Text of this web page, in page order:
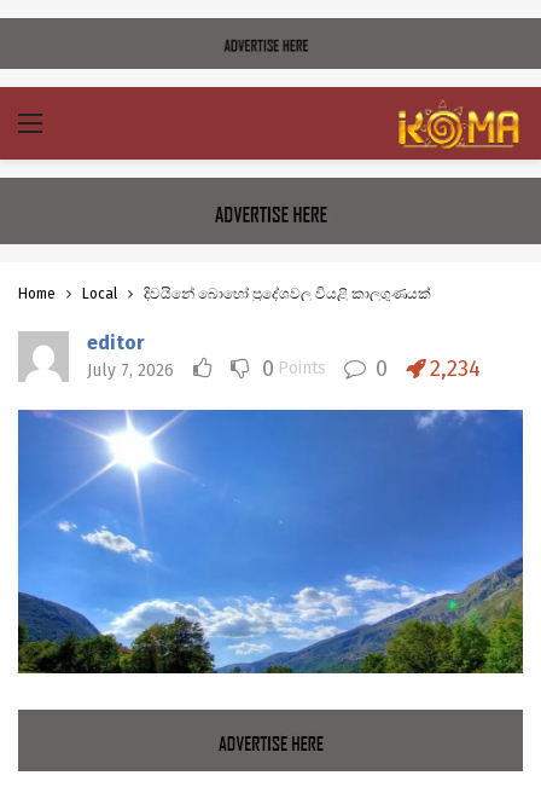
Home Local දිවයිනේ බොහෝ ප්‍රදේශවල වියළි කාලගුණයක්
editor
July 7, 2026 0 Points 0 2,234